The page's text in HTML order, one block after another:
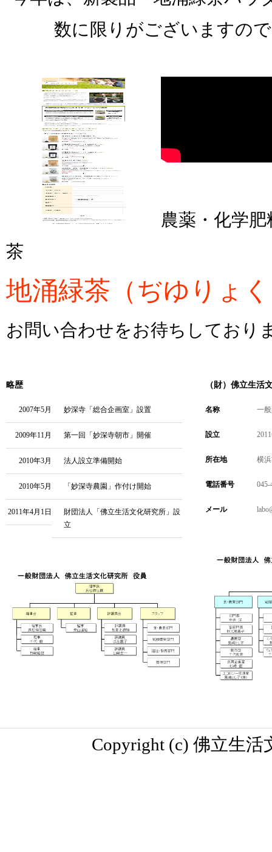
数に限りがございますの
農薬・化学
茶
地涌緑茶（ぢゆりょ
お問い合わせをお待ちしており
略歴
2007年5月 妙深寺「総合企画室」設置
2009年11月 第一回「妙深寺朝市」開催
2010年3月 法人設立準備開始
2010年5月 「妙深寺農園」作付け開始
2011年4月1日
財団法人「佛立生活文化研究所」設
立
（財）佛立生活
名称 一
設立
所在地 横
電話番号 045-
メール
Copyright (c) 佛立生活